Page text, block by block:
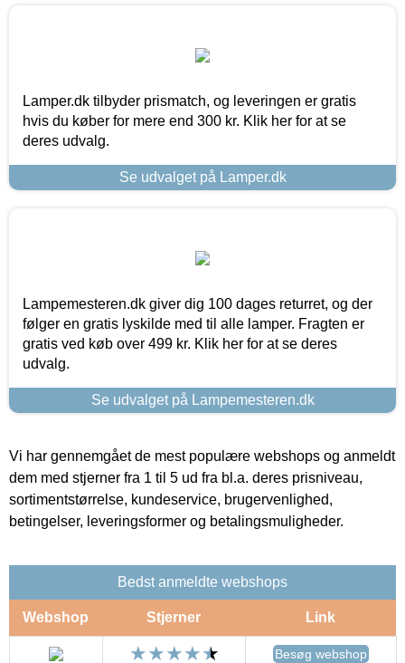
Lamper.dk tilbyder prismatch, og leveringen er gratis
hvis du køber for mere end 300 kr. Klik her for at se
deres udvalg.
Se udvalget på Lamper.dk
Lampemesteren.dk giver dig 100 dages returret, og der
følger en gratis lyskilde med til alle lamper. Fragten er
gratis ved køb over 499 kr. Klik her for at se deres
udvalg.
Se udvalget på Lampemesteren.dk
Vi har gennemgået de mest populære webshops og anmeldt
dem med stjerner fra 1 til 5 ud fra bl.a. deres prisniveau,
sortimentstørrelse, kundeservice, brugervenlighed,
betingelser, leveringsformer og betalingsmuligheder.
Bedst anmeldte webshops
Webshop Stjerner Link
Besøg webshop